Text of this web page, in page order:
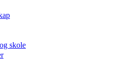
skole